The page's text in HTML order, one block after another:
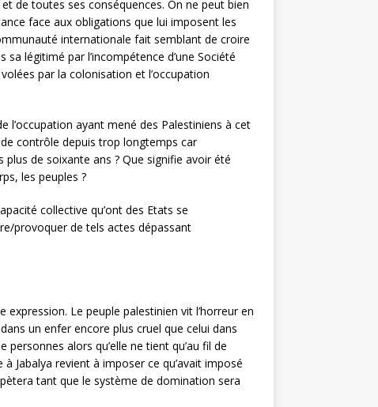
de toutes ses conséquences. On ne peut bien
face aux obligations que lui imposent les
internationale fait semblant de croire
légitimé par l’incompétence d’une Société
par la colonisation et l’occupation
ayant mené des Palestiniens à cet
contrôle depuis trop longtemps car
de soixante ans ? Que signifie avoir été
les peuples ?
collective qu’ont des Etats se
provoquer de tels actes dépassant
expression. Le peuple palestinien vit l’horreur en
un enfer encore plus cruel que celui dans
alors qu’elle ne tient qu’au fil de
Jabalya revient à imposer ce qu’avait imposé
tant que le système de domination sera